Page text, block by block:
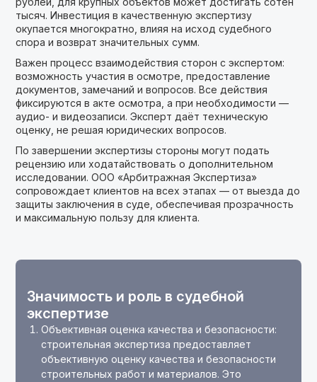
тысяч. Инвестиция в качественную экспертизу
окупается многократно, влияя на исход судебного
спора и возврат значительных сумм.
Важен процесс взаимодействия сторон с экспертом:
возможность участия в осмотре, предоставление
документов, замечаний и вопросов. Все действия
фиксируются в акте осмотра, а при необходимости —
аудио- и видеозаписи. Эксперт даёт техническую
оценку, не решая юридических вопросов.
По завершении экспертизы стороны могут подать
рецензию или ходатайствовать о дополнительном
исследовании. ООО «Арбитражная Экспертиза»
сопровождает клиентов на всех этапах — от выезда до
защиты заключения в суде, обеспечивая прозрачность
и максимальную пользу для клиента.
Значимость и роль в судебной
экспертизе
Объективная оценка качества и безопасности:
строительная экспертиза предоставляет
объективную оценку качества и безопасности
строительных работ и материалов. Это